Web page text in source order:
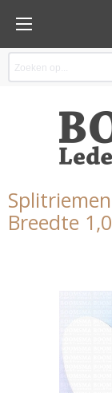
Breedte